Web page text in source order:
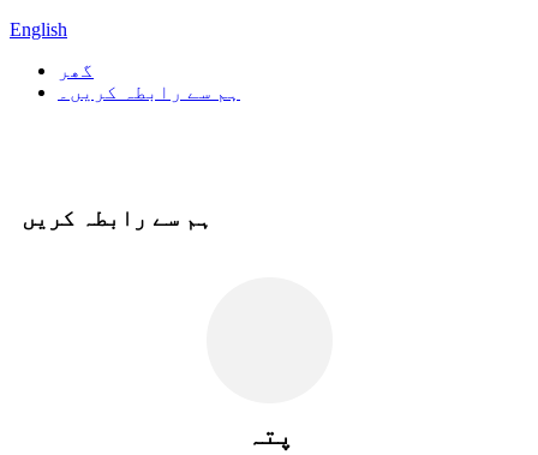
English
گھر
ہم سے رابطہ کریں۔
ہم سے رابطہ کریں
پتہ